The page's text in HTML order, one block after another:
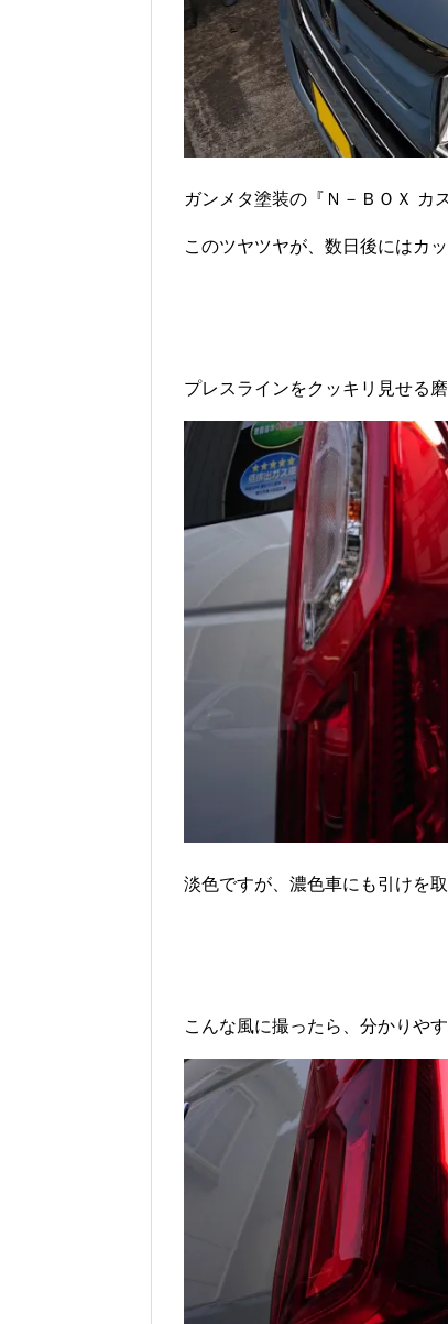
ガンメタ塗装の『Ｎ－ＢＯＸ
このツヤツヤが、数日後にはカ
プレスラインをクッキリ見せる
淡色ですが、濃色車にも引けを
こんな風に撮ったら、分かりや